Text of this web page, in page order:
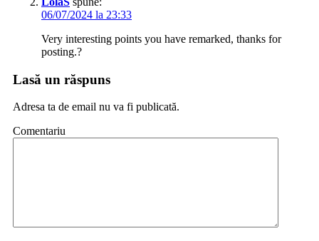
06/07/2024 la 23:33
Very interesting points you have remarked, thanks for
posting.?
Lasă un răspuns
Adresa ta de email nu va fi publicată.
Comentariu